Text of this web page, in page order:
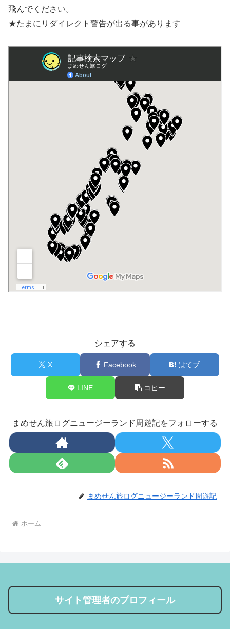
飛んでください。
★たまにリダイレクト警告が出る事があります
シェアする
X Facebook はてブ
LINE コピー
まめせん旅ログニュージーランド周遊記をフォローする
まめせん旅ログニュージーランド周遊記
ホーム
サイト管理者のプロフィール